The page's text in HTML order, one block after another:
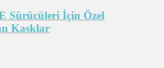
Sürücüleri İçin Özel
Kasklar